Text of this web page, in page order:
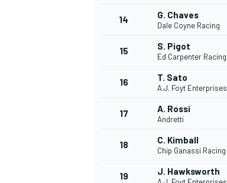
14 G. Chaves
Dale Coyne Racing
15 S. Pigot
Ed Carpenter Racing
16 T. Sato
A.J. Foyt Enterprises
17 A. Rossi
Andretti
18 C. Kimball
Chip Ganassi Racing
19 J. Hawksworth